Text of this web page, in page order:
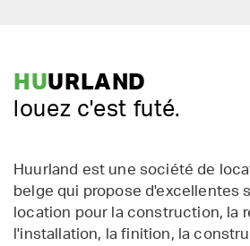
HUURLAND
louez c'est futé.
Huurland est une société de
belge qui propose d'excellentes
location pour la construction, la
l'installation, la finition, la